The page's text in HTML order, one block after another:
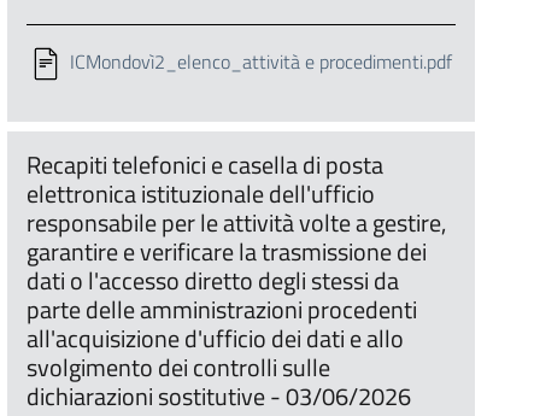
ICMondovì2_elenco_attività e procedimenti.pdf
Recapiti telefonici e casella di posta
elettronica istituzionale dell'ufficio
responsabile per le attività volte a gestire,
garantire e verificare la trasmissione dei
dati o l'accesso diretto degli stessi da
parte delle amministrazioni procedenti
all'acquisizione d'ufficio dei dati e allo
svolgimento dei controlli sulle
dichiarazioni sostitutive - 03/06/2026